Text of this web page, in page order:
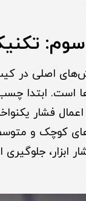
است. ابتدا
فشار
کوچک و
ابزار،